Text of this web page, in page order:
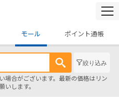
モール ポイント通帳
絞り込み
場合がございます。最新の価格はリン
いします。